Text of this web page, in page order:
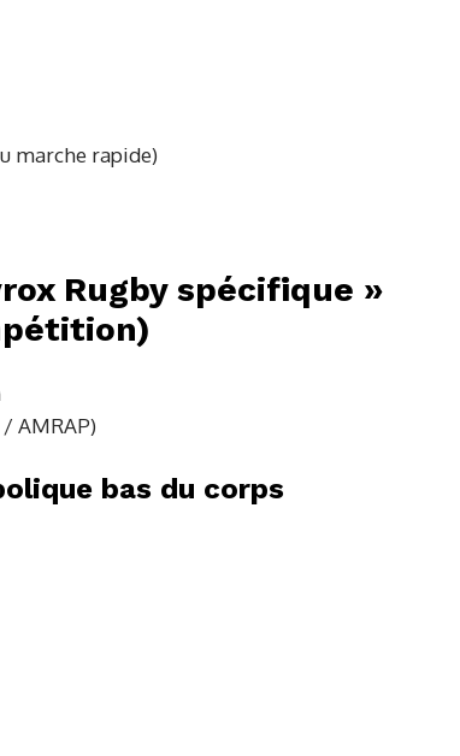
marche rapide)
Rugby spécifique »
AMRAP)
bas du corps